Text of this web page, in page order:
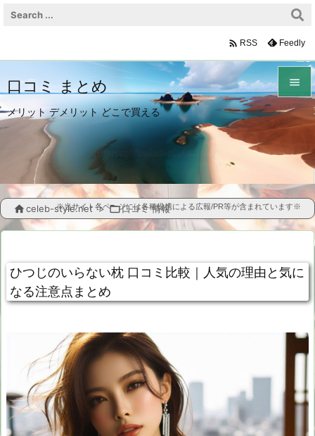


メニュ
サイド

前へ

次へ
検索
 RSS Feedly
口コミ まとめ
メリット デメリット どこで買える
celeb-style.net > 口コミ 情報
※当サイト各ページには各種提携による広報/PR等が含まれています※
ひつじのいらない枕 口コミ比較｜人気の理由と気に
なる注意点まとめ